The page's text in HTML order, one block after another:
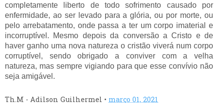
completamente liberto de todo sofrimento causado por
enfermidade, ao ser levado para a glória, ou por morte, ou
pelo arrebatamento, onde passa a ter um corpo imaterial e
incorruptível. Mesmo depois da conversão a Cristo e de
haver ganho uma nova natureza o cristão viverá num corpo
corruptível, sendo obrigado a conviver com a velha
natureza, mas sempre vigiando para que esse convívio não
seja amigável.
Th.M - Adilson Guilhermel • março 01, 2021